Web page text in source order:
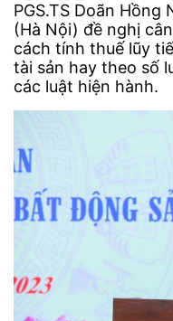
PGS.TS Doãn
(Hà Nội) đề nghị
cách tính thuế lũy
tài sản hay theo số
các luật hiện hành.